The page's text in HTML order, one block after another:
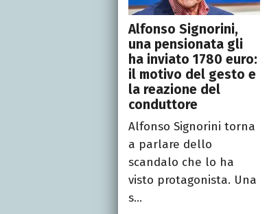
Alfonso Signorini,
una pensionata gli
ha inviato 1780 euro:
il motivo del gesto e
la reazione del
conduttore
Alfonso Signorini torna
a parlare dello
scandalo che lo ha
visto protagonista. Una
s...